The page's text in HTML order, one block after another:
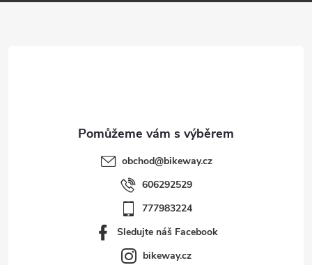
obchod@bikeway.cz
606292529
777983224
Sledujte náš Facebook
bikeway.cz